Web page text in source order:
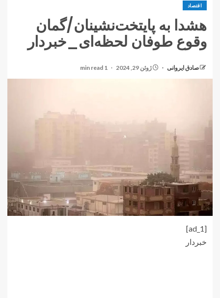
اقتصاد
هشدا به پایتخت‌نشینان/گمان
وقوع طوفان لحظه‌ای_خبردار
صادق ایروانی ژوئن 29, 2024 1 min read
[ad_1]
خبردار